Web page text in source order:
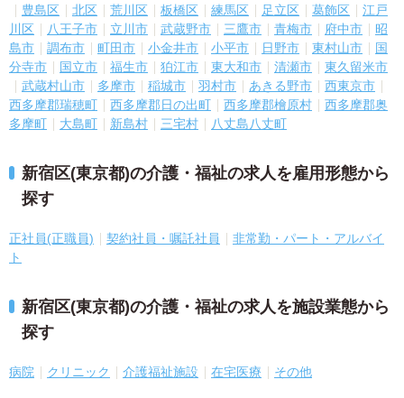
豊島区
北区 荒川区 板橋区 練馬区 足立区 葛飾区
江戸
川区
八王子市 立川市 武蔵野市 三鷹市 青梅市 府中市
昭
島市
調布市 町田市 小金井市 小平市 日野市 東村山市
国
分寺市
国立市 福生市 狛江市 東大和市 清瀬市
東久留米市
武蔵村山市
多摩市 稲城市 羽村市 あきる野市
西東京市
西多摩郡瑞穂町
西多摩郡日の出町 西多摩郡檜原村
西多摩郡奥
多摩町
大島町 新島村 三宅村 八丈島八丈町
新宿区(東京都)の介護・福祉の求人を雇用形態から
探す
正社員(正職員) 契約社員・嘱託社員
非常勤・パート・アルバイ
ト
新宿区(東京都)の介護・福祉の求人を施設業態から
探す
病院 クリニック 介護福祉施設 在宅医療 その他